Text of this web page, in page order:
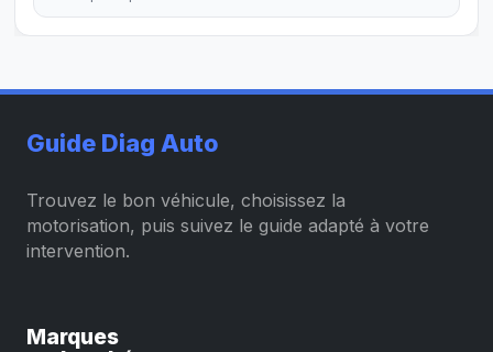
Guide Diag Auto
Trouvez le bon véhicule, choisissez la
motorisation, puis suivez le guide adapté à votre
intervention.
Marques